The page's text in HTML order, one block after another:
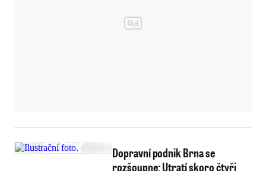
Dopravní podnik Brna se
rozšoupne: Utratí skoro čtyři